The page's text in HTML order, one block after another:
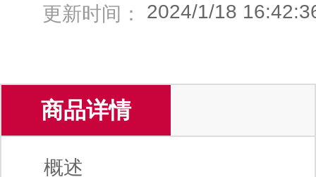
更新时间： 2024/1/18
商品详情
概述